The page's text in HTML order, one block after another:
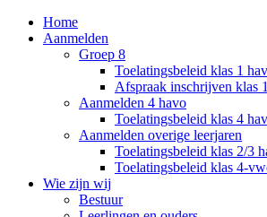
Home
Aanmelden
Groep 8
Toelatingsbeleid klas 1
Afspraak inschrijven klas 1
Aanmelden 4 havo
Toelatingsbeleid klas 4
Aanmelden overige leerjaren
Toelatingsbeleid klas 2/3
Toelatingsbeleid klas 4-
Wie zijn wij
Bestuur